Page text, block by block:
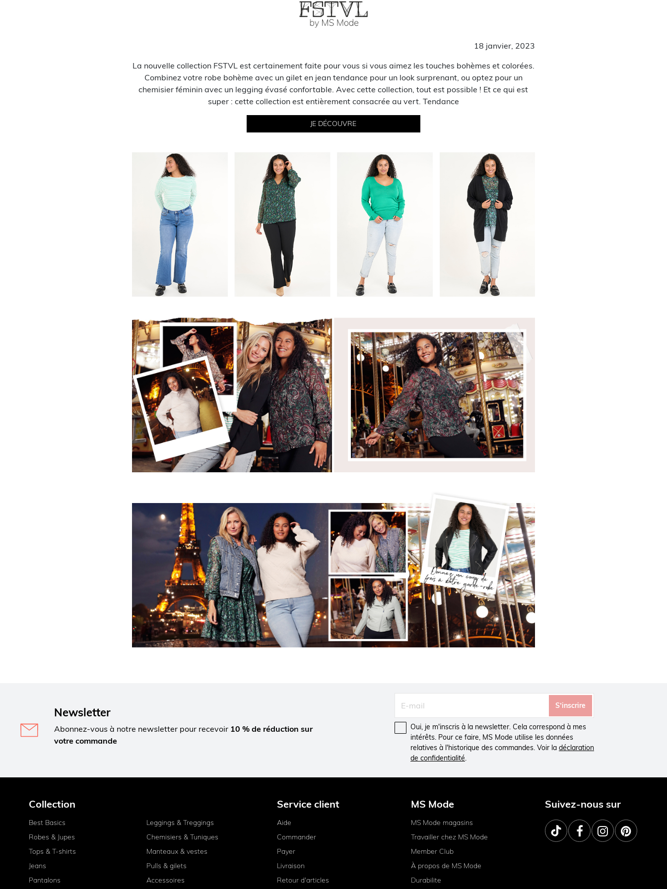
18 janvier, 2023
La nouvelle collection FSTVL est certainement faite pour vous si vous aimez les touches bohèmes et colorées.
Combinez votre robe bohème avec un gilet en jean tendance pour un look surprenant, ou optez pour un
chemisier féminin avec un legging évasé confortable. Avec cette collection, tout est possible ! Et ce qui est
super : cette collection est entièrement consacrée au vert. Tendance
JE DÉCOUVRE
Newsletter
Abonnez-vous à notre newsletter pour recevoir 10 % de réduction sur
votre commande
S’inscrire
Oui, je m'inscris à la newsletter. Cela correspond à mes
intérêts. Pour ce faire, MS Mode utilise les données
relatives à l'historique des commandes. Voir la déclaration
de confidentialité.
Collection
Best Basics
Robes & Jupes
Tops & T-shirts
Jeans
Pantalons
Leggings & Treggings
Chemisiers & Tuniques
Manteaux & vestes
Pulls & gilets
Accessoires
Service client
Aide
Commander
Payer
Livraison
Retour d'articles
MS Mode
MS Mode magasins
Travailler chez MS Mode
Member Club
À propos de MS Mode
Durabilite
Suivez-nous sur